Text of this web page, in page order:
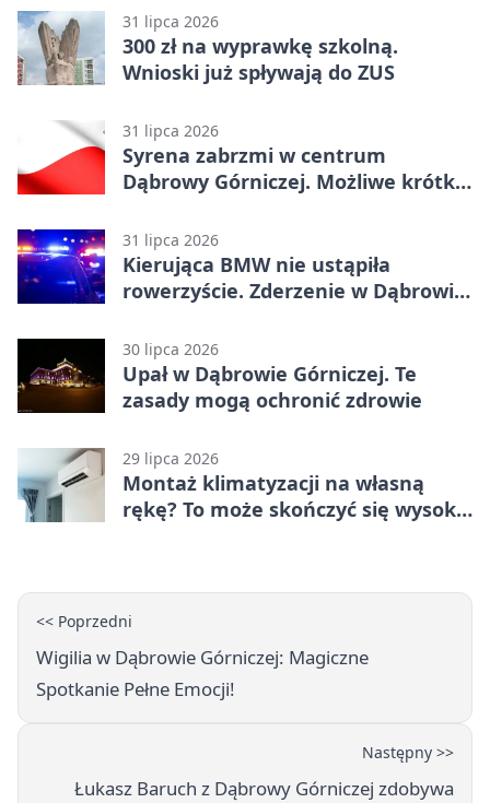
31 lipca 2026
300 zł na wyprawkę szkolną.
Wnioski już spływają do ZUS
31 lipca 2026
Syrena zabrzmi w centrum
Dąbrowy Górniczej. Możliwe krótkie
31 lipca 2026
Kierująca BMW nie ustąpiła
rowerzyście. Zderzenie w Dąbrowie
30 lipca 2026
Upał w Dąbrowie Górniczej. Te
zasady mogą ochronić zdrowie
29 lipca 2026
Montaż klimatyzacji na własną
rękę? To może skończyć się wysoką
<< Poprzedni
Wigilia w Dąbrowie Górniczej: Magiczne
Spotkanie Pełne Emocji!
Następny >>
Łukasz Baruch z Dąbrowy Górniczej zdobywa